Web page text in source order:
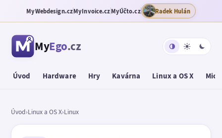
MyWebdesign.czMyInvoice.czMyÚčto.cz Radek Hulán
MyEgo.cz
Úvod Hardware Hry Kavárna Linux a OS X
Úvod›Linux a OS X›Linux